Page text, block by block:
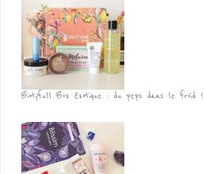
Biotyfull Box Exotique : du peps dans le froid !